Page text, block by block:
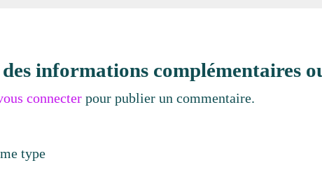
informations complémentaires
connecter pour publier un commentaire.
type